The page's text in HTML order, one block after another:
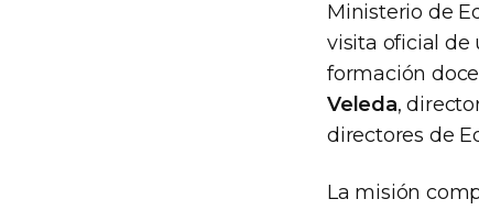
Ministerio de
visita oficial de
formación
Veleda,
directores de
La misión